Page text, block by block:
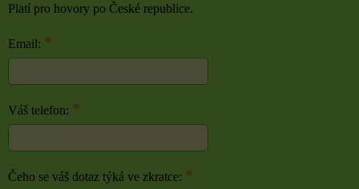
Platí pro hovory po České republice.
Email: *
Váš telefon: *
Čeho se váš dotaz týká ve zkratce: *